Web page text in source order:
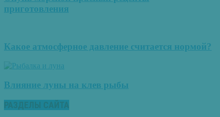
приготовления
Какое атмосферное давление считается нормой?
Влияние луны на клев рыбы
РАЗДЕЛЫ САЙТА